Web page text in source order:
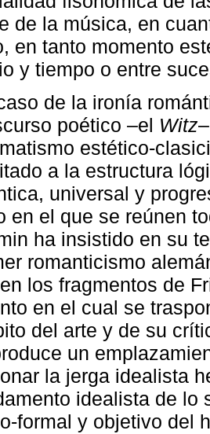
de la música, en
en tanto momento
y tiempo o entre
de la ironía
poético –el Witz
estético-
a la estructura
universal y
en el que se reúnen
ha insistido en su
romanticismo
los fragmentos de
en el cual se
del arte y de su
un
la jerga idealista
idealista de lo
formal y objetivo del